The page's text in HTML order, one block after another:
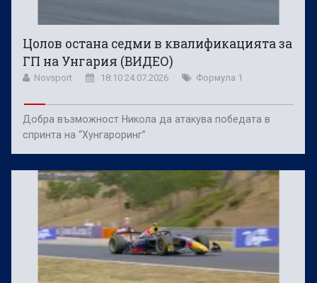
Цолов остана седми в квалификацията за
ГП на Унгария (ВИДЕО)
Novsport 18:10 24.07.2026 Формула 1
Добра възможност Никола да атакува победата в
спринта на “Хунгароринг”